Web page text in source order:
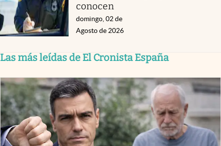
conocen
domingo, 02 de
Agosto de 2026
Las más leídas de El Cronista España